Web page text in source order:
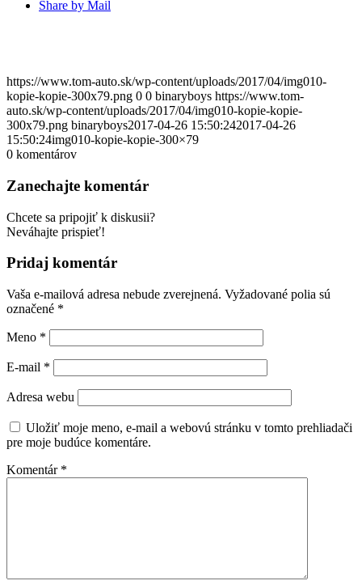
Share by Mail
https://www.tom-auto.sk/wp-content/uploads/2017/04/img010-
kopie-kopie-300x79.png 0 0 binaryboys https://www.tom-
auto.sk/wp-content/uploads/2017/04/img010-kopie-kopie-
300x79.png binaryboys2017-04-26 15:50:242017-04-26
15:50:24img010-kopie-kopie-300×79
0 komentárov
Zanechajte komentár
Chcete sa pripojiť k diskusii?
Neváhajte prispieť!
Pridaj komentár
Vaša e-mailová adresa nebude zverejnená. Vyžadované polia sú
označené *
Meno *
E-mail *
Adresa webu
Uložiť moje meno, e-mail a webovú stránku v tomto prehliadači
pre moje budúce komentáre.
Komentár *